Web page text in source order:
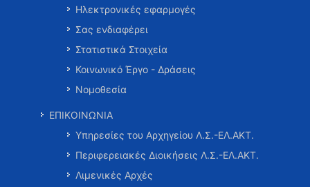
Ηλεκτρονικές εφαρμογές
Σας ενδιαφέρει
Στατιστικά Στοιχεία
Κοινωνικό Έργο - Δράσεις
Νομοθεσία
ΕΠΙΚΟΙΝΩΝΙΑ
Υπηρεσίες του Αρχηγείου Λ.Σ.-ΕΛ.ΑΚΤ.
Περιφερειακές Διοικήσεις Λ.Σ.-ΕΛ.ΑΚΤ.
Λιμενικές Αρχές